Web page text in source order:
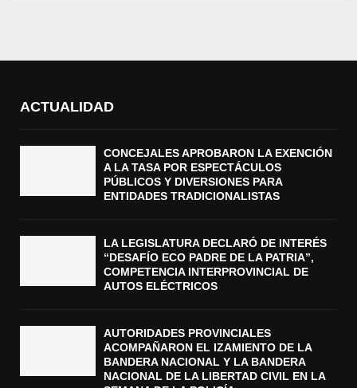
ACTUALIDAD
CONCEJALES APROBARON LA EXENCIÓN
A LA TASA POR ESPECTÁCULOS
PÚBLICOS Y DIVERSIONES PARA
ENTIDADES TRADICIONALISTAS
LA LEGISLATURA DECLARÓ DE INTERÉS
“DESAFÍO ECO PADRE DE LA PATRIA”,
COMPETENCIA INTERPROVINCIAL DE
AUTOS ELÉCTRICOS
AUTORIDADES PROVINCIALES
ACOMPAÑARON EL IZAMIENTO DE LA
BANDERA NACIONAL Y LA BANDERA
NACIONAL DE LA LIBERTAD CIVIL EN LA